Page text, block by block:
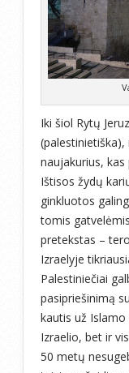
Iki šiol Rytų
naujakurius,
Ištisos žydų
ginkluotos
tomis
pretekstas –
Izraelyje
Palestiniečiai
pasipriešinimą
kautis už
Izraelio, bet ir
50 metų